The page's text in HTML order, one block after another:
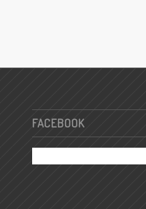
FACEBOOK